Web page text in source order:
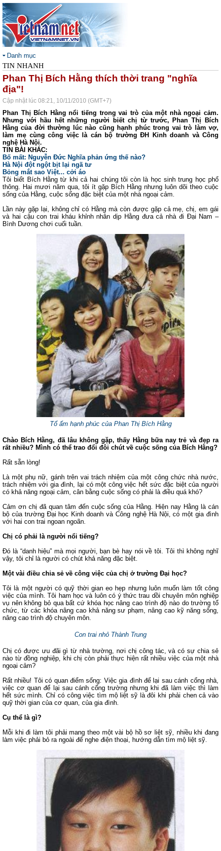
Danh mục
TIN NHANH
Phan Thị Bích Hằng thích thời trang "nghĩa
địa"!
Cập nhật lúc 08:21, 10/11/2010 (GMT+7)
Phan Thị Bích Hằng nổi tiếng trong vai trò của một nhà ngoại cảm.
Nhưng với hầu hết những người biết chị từ trước, Phan Thị Bích
Hằng của đời thường lúc nào cũng hạnh phúc trong vai trò làm vợ,
làm mẹ cùng công việc là cán bộ trường ĐH Kinh doanh và Công
nghệ Hà Nội.
TIN BÀI KHÁC:
Bố mất: Nguyễn Đức Nghĩa phản ứng thế nào?
Hà Nội đột ngột bịt lại ngã tư
Bỏng mắt sao Việt... cởi áo
Tôi biết Bích Hằng từ khi cả hai chúng tôi còn là học sinh trung học phổ
thông. Hai mươi năm qua, tôi ít gặp Bích Hằng nhưng luôn dõi theo cuộc
sống của Hằng, cuộc sống đặc biệt của một nhà ngoại cảm.
Lần này gặp lại, không chỉ có Hằng mà còn được gặp cả mẹ, chị, em gái
và hai cậu con trai kháu khỉnh nhân dịp Hằng đưa cả nhà đi Đại Nam –
Bình Dương chơi cuối tuần.
Tổ ấm hạnh phúc của Phan Thị Bích Hằng
Chào Bích Hằng, đã lâu không gặp, thấy Hằng bữa nay trẻ và đẹp ra
rất nhiều? Mình có thể trao đổi đôi chút về cuộc sống của Bích Hằng?
Rất sẵn lòng!
Là một phụ nữ, gánh trên vai trách nhiệm của một công chức nhà nước,
trách nhiệm với gia đình, lại có một công việc hết sức đặc biệt của người
có khả năng ngoại cảm, cân bằng cuộc sống có phải là điều quá khó?
Cảm ơn chị đã quan tâm đến cuộc sống của Hằng. Hiện nay Hằng là cán
bộ của trường Đại học Kinh doanh và Công nghệ Hà Nội, có một gia đình
với hai con trai ngoan ngoãn.
Chị có phải là người nổi tiếng?
Đó là “danh hiệu” mà mọi người, bạn bè hay nói về tôi. Tôi thì không nghĩ
vậy, tôi chỉ là người có chút khả năng đặc biệt.
Một vài điều chia sẻ về công việc của chị ở trường Đại học?
Tôi là một người có quỹ thời gian eo hẹp nhưng luôn muốn làm tốt công
việc của mình. Tôi ham học và luôn có ý thức trau dồi chuyên môn nghiệp
vụ nên không bỏ qua bất cứ khóa học nâng cao trình độ nào do trường tổ
chức, từ các khóa nâng cao khả năng sư phạm, nâng cao kỹ năng sống,
nâng cao trình độ chuyên môn.
Con trai nhỏ Thành Trung
Chị có được ưu đãi gì từ nhà trường, nơi chị công tác, và có sự chia sẻ
nào từ đồng nghiệp, khi chị còn phải thực hiện rất nhiều việc của một nhà
ngoại cảm?
Rất nhiều! Tôi có quan điểm sống: Việc gia đình để lại sau cánh cổng nhà,
việc cơ quan để lại sau cánh cổng trường nhưng khi đã làm việc thì làm
hết sức mình. Chỉ có công việc tìm mộ liệt sỹ là đôi khi phải chen cả vào
quỹ thời gian của cơ quan, của gia đình.
Cụ thể là gì?
Mỗi khi đi làm tôi phải mang theo một vài bộ hồ sơ liệt sỹ, nhiều khi đang
làm việc phải bỏ ra ngoài để nghe điện thoại, hướng dẫn tìm mộ liệt sỹ.